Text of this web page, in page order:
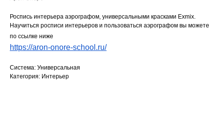
Роспись интерьера аэрографом, универсальными красками Exmix.
Научиться росписи интерьеров и пользоваться аэрографом вы можете
по ссылке ниже
https://aron-onore-school.ru/
Система: Универсальная
Категория: Интерьер